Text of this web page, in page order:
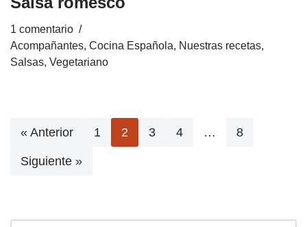
1 comentario
Acompañantes, Cocina Española, Nuestras recetas,
Salsas, Vegetariano
« Anterior 1 2 3 4 … 8
Siguiente »